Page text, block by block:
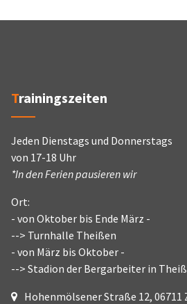
Trainingszeiten
Jeden Dienstags und Donnerstags
von 17-18 Uhr
*In den Ferien pausieren wir
Ort:
- von Oktober bis Ende März -
--> Turnhalle Theißen
- von März bis Oktober -
--> Stadion der Bergarbeiter in
Hohenmölsener Straße 12,